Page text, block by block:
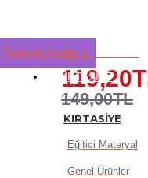
Tümünü İncele
KIRTASIYE
KIRTASIYE
Eğitici Materyal
Genel Ürünler
Kesik
149,00TL